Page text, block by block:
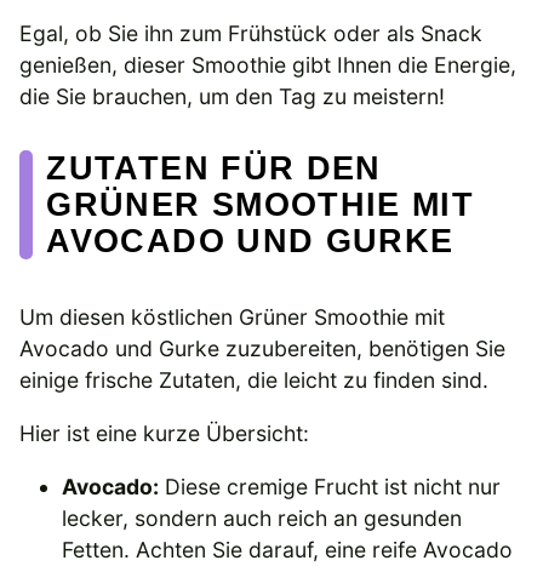
Egal, ob Sie ihn zum Frühstück oder als Snack
genießen, dieser Smoothie gibt Ihnen die Energie,
die Sie brauchen, um den Tag zu meistern!
ZUTATEN FÜR DEN
GRÜNER SMOOTHIE MIT
AVOCADO UND GURKE
Um diesen köstlichen Grüner Smoothie mit
Avocado und Gurke zuzubereiten, benötigen Sie
einige frische Zutaten, die leicht zu finden sind.
Hier ist eine kurze Übersicht:
Avocado: Diese cremige Frucht ist nicht nur
lecker, sondern auch reich an gesunden
Fetten. Achten Sie darauf, eine reife Avocado